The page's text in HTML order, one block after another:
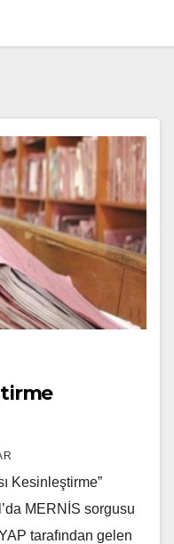
Kesinleştirme”
MERNİS sorgusu
tarafından gelen